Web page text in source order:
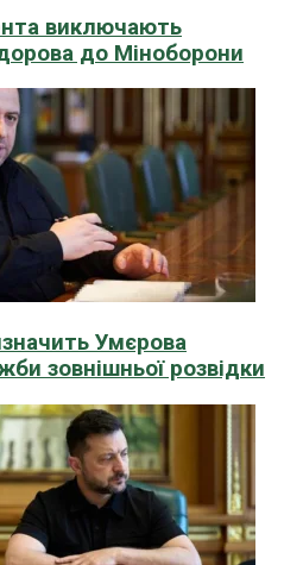
виключають
до Міноборони
Умєрова
зовнішньої розвідки